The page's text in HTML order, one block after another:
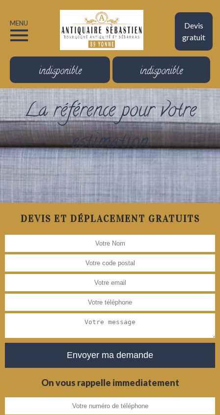
Devis
gratuit
MENU
indisponible indisponible
La référence pour votre
estimation
DEVIS ET DÉPLACEMENT GRATUITS
On vous rappelle immediatement